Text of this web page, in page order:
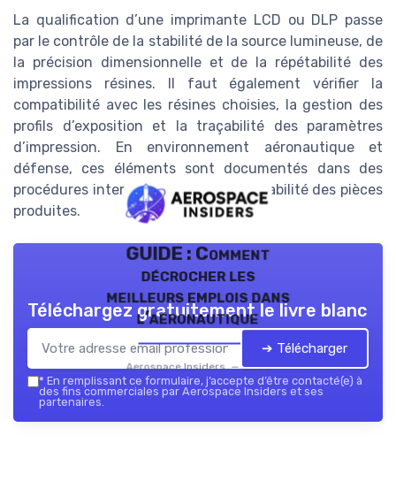
La qualification d’une imprimante LCD ou DLP passe
par le contrôle de la stabilité de la source lumineuse, de
la précision dimensionnelle et de la répétabilité des
impressions résines. Il faut également vérifier la
compatibilité avec les résines choisies, la gestion des
profils d’exposition et la traçabilité des paramètres
d’impression. En environnement aéronautique et
défense, ces éléments sont documentés dans des
procédures internes pour garantir la fiabilité des pièces
produites.
GUIDE : Comment
décrocher les
meilleurs emplois dans
l’aéronautique
Aerospace Insiders — 2026
Téléchargez gratuitement le livre blanc
➔ Télécharger
* En remplissant ce formulaire, j’accepte d’être contacté(e) à
des fins commerciales par Aerospace Insiders et ses
partenaires.